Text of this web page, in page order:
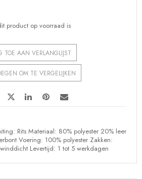
product op voorraad is
TOE AAN VERLANGLIJST
OM TE VERGELIJKEN
Rits Materiaal: 80% polyester 20% leer
Voering: 100% polyester Zakken:
Levertijd: 1 tot 5 werkdagen